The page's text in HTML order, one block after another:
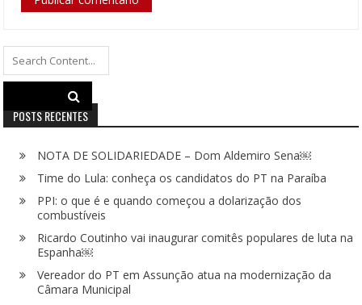
Search
for:
POSTS RECENTES
NOTA DE SOLIDARIEDADE – Dom Aldemiro Sena￼
Time do Lula: conheça os candidatos do PT na Paraíba
PPI: o que é e quando começou a dolarização dos
combustíveis
Ricardo Coutinho vai inaugurar comitês populares de luta na
Espanha￼
Vereador do PT em Assunção atua na modernização da
Câmara Municipal